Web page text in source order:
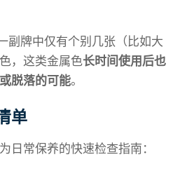
副牌中仅有个别几张（比如大
，这类金属色长时间使用后也
脱落的可能。
单
日常保养的快速检查指南：